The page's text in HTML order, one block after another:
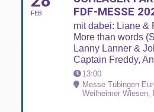
FEB
FDF-MESSE
mit dabei: Liane &
More than words
Lanny Lanner &
Captain Freddy,
13:00
Messe Tübingen
Weilheimer Wiesen,